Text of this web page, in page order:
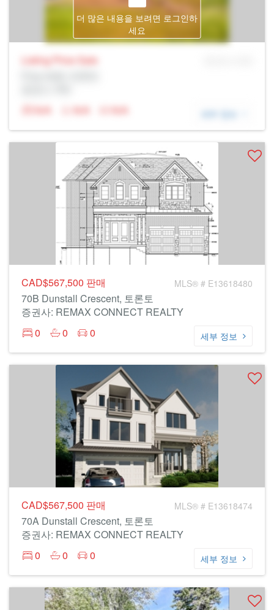
더 많은 내용을 보려면 로그인하
세요
Listing Price Sale
N/A
N/A N/A
CAD$567,500 판매 MLS® # E13618480
70B Dunstall Crescent, 토론토
증권사: REMAX CONNECT REALTY
0
0 0 세부 정보
CAD$567,500 판매 MLS® # E13618474
70A Dunstall Crescent, 토론토
증권사: REMAX CONNECT REALTY
0
0 0 세부 정보